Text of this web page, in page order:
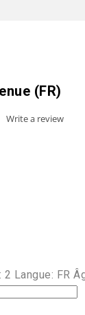
(FR)
0.0
Write a review
Langue: FR